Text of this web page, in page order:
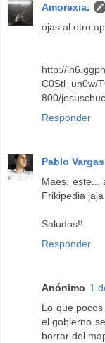
Amorexia.
ojas al otro
http://
C0Stl_un0w/
800/
Responder
Pablo Vargas
Maes, este...
Frikipedia jaja
Saludos!!
Responder
Anónimo 1
Lo que
el gobierno
borrar del